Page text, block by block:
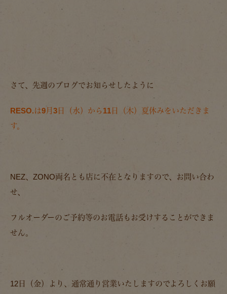
さて、先週のブログでお知らせしたように
RESO.は9月3日（水）から11日（木）夏休みをいただきま
す。
NEZ、ZONO両名とも店に不在となりますので、お問い合わ
せ、
フルオーダーのご予約等のお電話もお受けすることができま
せん。
12日（金）より、通常通り営業いたしますのでよろしくお願